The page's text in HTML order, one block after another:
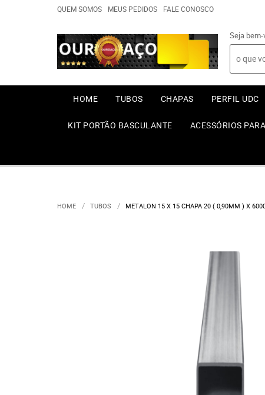
QUEM SOMOS MEUS PEDIDOS FALE CONOSCO
Seja
HOME TUBOS CHAPAS PERFIL UDC
KIT PORTÃO BASCULANTE ACESSÓRIOS
HOME TUBOS METALON 15 X 15 CHAPA 20 ( 0,90MM ) X